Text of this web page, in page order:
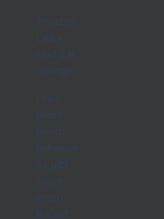
Amazon
Links
sind z.B.
Orange.
Preis
bleibt
gleich,
teilweise
es gibt
sogar
einen
Rabatt